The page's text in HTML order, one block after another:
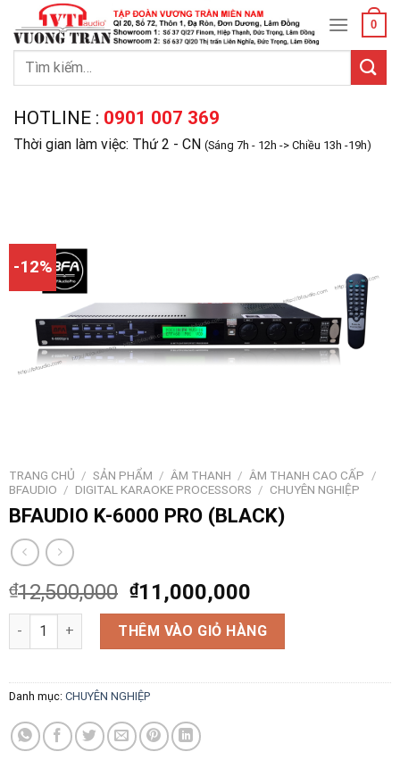
content
0
Tìm
HOTLINE : 0901 007 369
Thời gian làm việc: Thứ 2 - CN (Sáng 7h - 12h -> Chiều 13h -19h)
-12%
TRANG CHỦ / SẢN PHẨM / ÂM THANH / ÂM THANH CAO CẤP
/
BFAUDIO / DIGITAL KARAOKE PROCESSORS / CHUYÊN NGHIỆP
BFAUDIO K-6000 PRO (BLACK)
₫12,500,000 ₫11,000,000
BFAUDIO K-6000 PRO (BLACK) số lượng
THÊM VÀO GIỎ HÀNG
Danh mục: CHUYÊN NGHIỆP